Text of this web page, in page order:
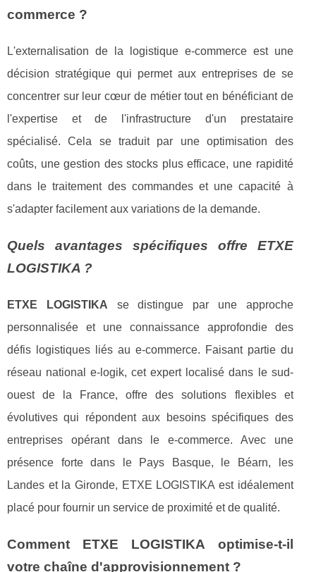
commerce ?
L'externalisation de la logistique e-commerce est une
décision stratégique qui permet aux entreprises de se
concentrer sur leur cœur de métier tout en bénéficiant de
l'expertise et de l'infrastructure d'un prestataire
spécialisé. Cela se traduit par une optimisation des
coûts, une gestion des stocks plus efficace, une rapidité
dans le traitement des commandes et une capacité à
s'adapter facilement aux variations de la demande.
Quels avantages spécifiques offre ETXE
LOGISTIKA ?
ETXE LOGISTIKA se distingue par une approche
personnalisée et une connaissance approfondie des
défis logistiques liés au e-commerce. Faisant partie du
réseau national e-logik, cet expert localisé dans le sud-
ouest de la France, offre des solutions flexibles et
évolutives qui répondent aux besoins spécifiques des
entreprises opérant dans le e-commerce. Avec une
présence forte dans le Pays Basque, le Béarn, les
Landes et la Gironde, ETXE LOGISTIKA est idéalement
placé pour fournir un service de proximité et de qualité.
Comment ETXE LOGISTIKA optimise-t-il
votre chaîne d'approvisionnement ?